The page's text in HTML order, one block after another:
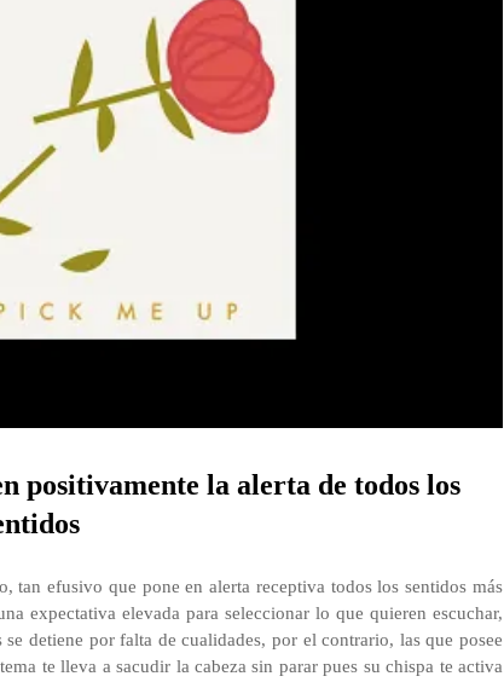
positivamente la alerta de todos los
efusivo que pone en alerta receptiva todos los sentidos más
expectativa elevada para seleccionar lo que quieren escuchar,
detiene por falta de cualidades, por el contrario, las que posee
te lleva a sacudir la cabeza sin parar pues su chispa te activa